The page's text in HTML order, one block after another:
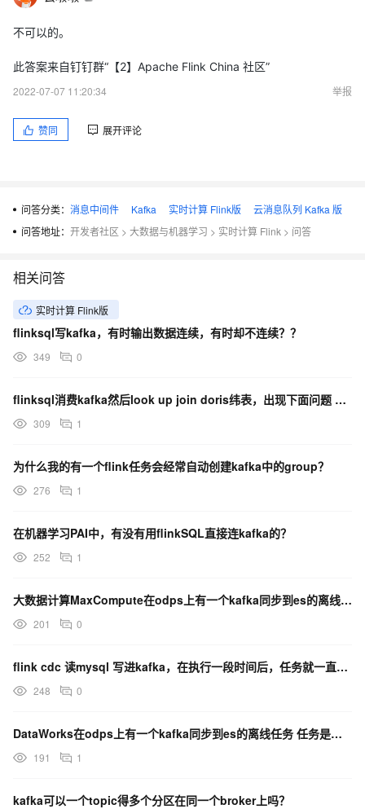
不可以的。
此答案来自钉钉群“【2】Apache Flink China 社区”
2022-07-07 11:20:34
举报
赞同 展开评论
问答分类： 消息中间件 Kafka 实时计算 Flink版
云消息队列 Kafka 版
问答地址： 开发者社区 > 大数据与机器学习 > 实时计算 Flink > 问答
相关问答
实时计算 Flink版
flinksql写kafka，有时输出数据连续，有时却不连续？？
349 0
flinksql消费kafka然后look up join doris纬表，出现下面问题 怎么解决？
309 1
为什么我的有一个flink任务会经常自动创建kafka中的group？
276 1
在机器学习PAI中，有没有用flinkSQL直接连kafka的？
252 1
大数据计算MaxCompute在odps上有一个kafka同步到es的离线任务 任务是这么配置的？
201 0
flink cdc 读mysql 写进kafka，在执行一段时间后，任务就一直出于初始化状态？
248 0
DataWorks在odps上有一个kafka同步到es的离线任务 任务是这么配置的 ？
191 1
kafka可以一个topic得多个分区在同一个broker上吗？